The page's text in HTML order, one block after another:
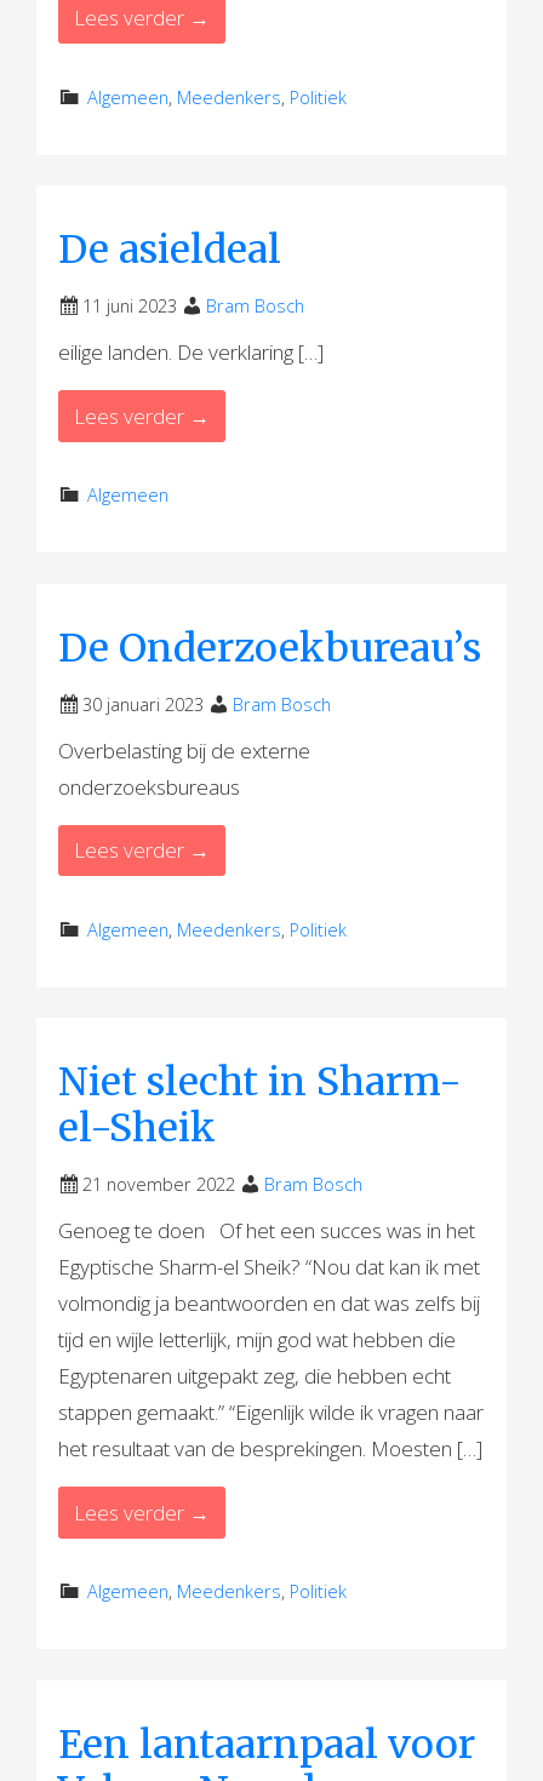
Lees verder →
Algemeen, Meedenkers, Politiek
De asieldeal
11 juni 2023 Bram Bosch
eilige landen. De verklaring […]
Lees verder →
Algemeen
De Onderzoekbureau’s
30 januari 2023 Bram Bosch
Overbelasting bij de externe
onderzoeksbureaus
Lees verder →
Algemeen, Meedenkers, Politiek
Niet slecht in Sharm-
el-Sheik
21 november 2022 Bram Bosch
Genoeg te doen Of het een succes was in het
Egyptische Sharm-el Sheik? “Nou dat kan ik met
volmondig ja beantwoorden en dat was zelfs bij
tijd en wijle letterlijk, mijn god wat hebben die
Egyptenaren uitgepakt zeg, die hebben echt
stappen gemaakt.” “Eigenlijk wilde ik vragen naar
het resultaat van de besprekingen. Moesten […]
Lees verder →
Algemeen, Meedenkers, Politiek
Een lantaarnpaal voor